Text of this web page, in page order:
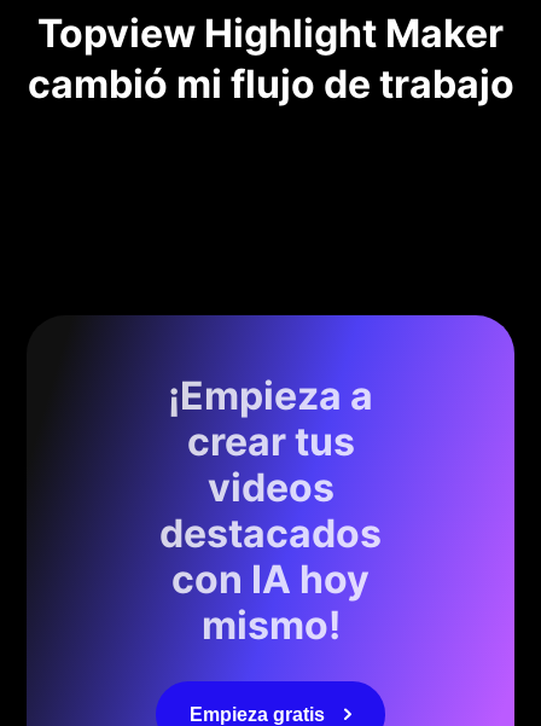
Topview Highlight Maker
cambió mi flujo de trabajo
¡Empieza a
crear tus
videos
destacados
con IA hoy
mismo!
Empieza gratis